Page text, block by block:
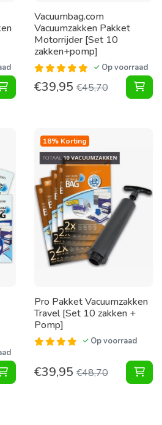
Backpacker Vacuumzakken
Vacuumbag.com
Vacuumzakken Pakket
Motorrijder [Set 10
zakken+pomp]
Op voorraad
€39,95 €45,70
Vacuumzakken Pakket Travel [Set
18% Korting
Pro Pakket Vacuumzakken
Travel [Set 10 zakken +
Pomp]
Op voorraad
€39,95 €48,70